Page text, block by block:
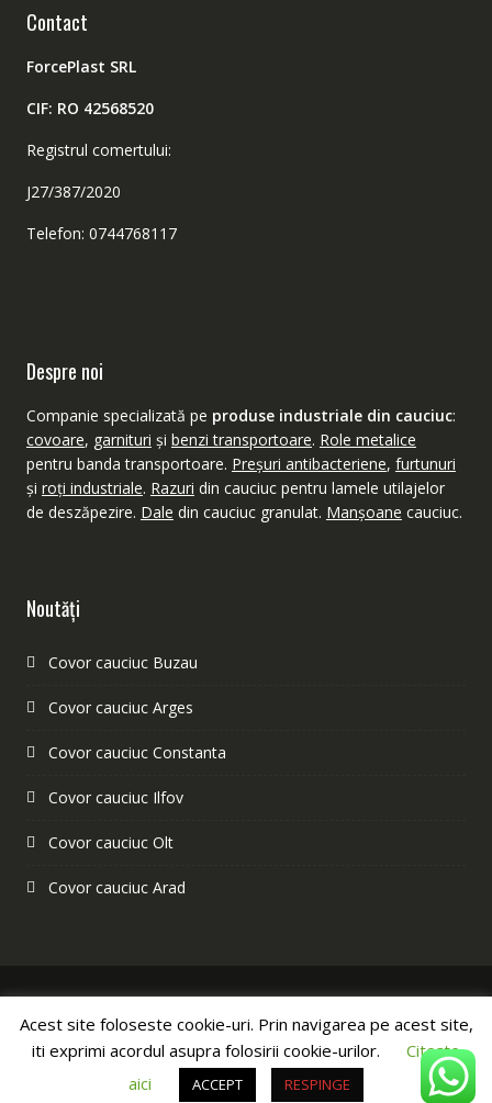
Contact
ForcePlast SRL
CIF: RO 42568520
Registrul comertului:
J27/387/2020
Telefon: 0744768117
Despre noi
Companie specializată pe produse industriale din cauciuc:
covoare, garnituri şi benzi transportoare. Role metalice
pentru banda transportoare. Preşuri antibacteriene, furtunuri
şi roţi industriale. Razuri din cauciuc pentru lamele utilajelor
de deszăpezire. Dale din cauciuc granulat. Manşoane cauciuc.
Noutăţi
Covor cauciuc Buzau
Covor cauciuc Arges
Covor cauciuc Constanta
Covor cauciuc Ilfov
Covor cauciuc Olt
Covor cauciuc Arad
©2022 ForcePlast SRL Toate drepturile rezervate.
Optimizare site - SANNET®
Online Shop byAcme Themes
Acest site foloseste cookie-uri. Prin navigarea pe acest site,
iti exprimi acordul asupra folosirii cookie-urilor.
Citește
aici
ACCEPT RESPINGE